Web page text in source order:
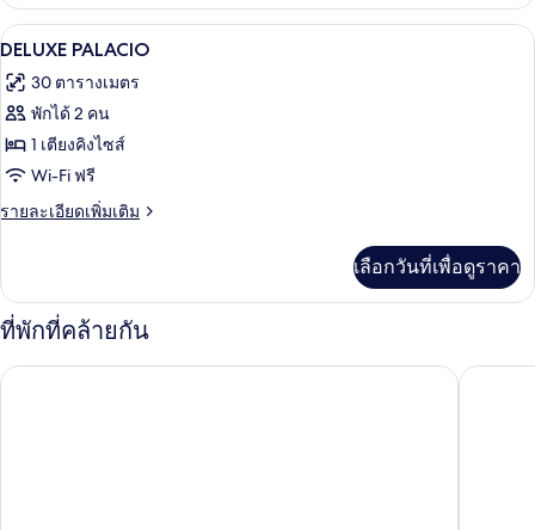
กับ
Double
เปิด
ภาพถ่าย
ทั้งหมด
ของ
DELUXE
PALACIO
ผ้าปูที่นอนฝ้ายอียิปต์, เครื่องนอนระดับ
2
DELUXE PALACIO
30 ตารางเมตร
พักได้ 2 คน
1 เตียงคิงไซส์
Wi-Fi ฟรี
รายละเอียดเพิ่มเติม
ราย
เกี่ยว
กับ
DELUXE
เลือกวันที่เพื่อดูราคา
ที่พักที่คล้ายกัน
คาตาโลเนีย โมลินา ลาริโอ โรงแรม